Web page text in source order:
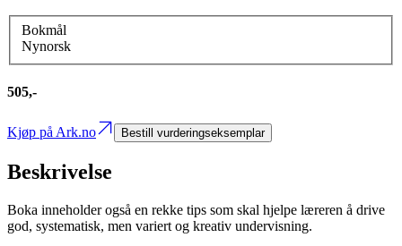
Bokmål
Nynorsk
505,-
Kjøp på Ark.no Bestill vurderingseksemplar
Beskrivelse
Boka inneholder også en rekke tips som skal hjelpe læreren å drive
god, systematisk, men variert og kreativ undervisning.